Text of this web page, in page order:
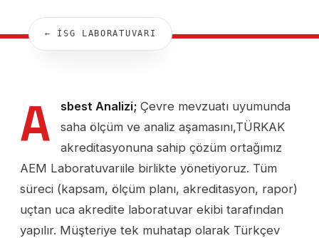
← İSG LABORATUVARI
A sbest Analizi; Çevre mevzuatı uyumunda
saha ölçüm ve analiz aşamasını,TÜRKAK
akreditasyonuna sahip çözüm ortağımız
AEM Laboratuvarıile birlikte yönetiyoruz. Tüm
süreci (kapsam, ölçüm planı, akreditasyon, rapor)
uçtan uca akredite laboratuvar ekibi tarafından
yapılır. Müşteriye tek muhatap olarak Türkçev